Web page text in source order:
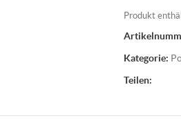
Produkt
Kategorie:
Teilen: